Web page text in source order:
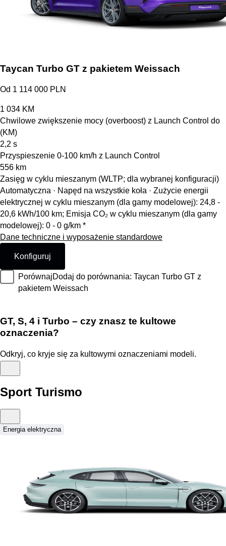
Taycan Turbo GT z pakietem Weissach
Od 1 114 000 PLN
1 034 KM
Chwilowe zwiększenie mocy (overboost) z Launch Control do
(KM)
2,2 s
Przyspieszenie 0-100 km/h z Launch Control
556 km
Zasięg w cyklu mieszanym (WLTP; dla wybranej konfiguracji)
Automatyczna · Napęd na wszystkie koła · Zużycie energii
elektrycznej w cyklu mieszanym (dla gamy modelowej): 24,8 -
20,6 kWh/100 km; Emisja CO₂ w cyklu mieszanym (dla gamy
modelowej): 0 - 0 g/km *
Dane techniczne i wyposażenie standardowe
Konfiguruj
PorównajDodaj do porównania: Taycan Turbo GT z
pakietem Weissach
GT, S, 4 i Turbo – czy znasz te kultowe
oznaczenia?
Odkryj, co kryje się za kultowymi oznaczeniami modeli.
Sport Turismo
Energia elektryczna